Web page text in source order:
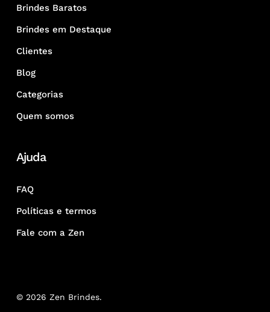
Brindes Baratos
Brindes em Destaque
Clientes
Blog
Categorias
Quem somos
Ajuda
FAQ
Políticas e termos
Fale com a Zen
© 2026 Zen Brindes.